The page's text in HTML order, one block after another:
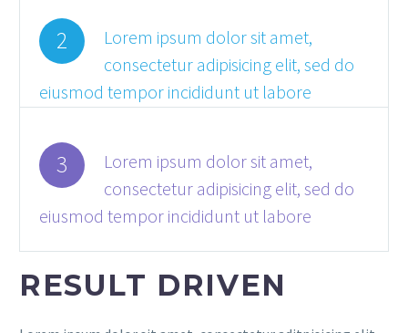
2
Lorem ipsum dolor sit amet,
consectetur adipisicing elit, sed do
eiusmod tempor incididunt ut labore
3
Lorem ipsum dolor sit amet,
consectetur adipisicing elit, sed do
eiusmod tempor incididunt ut labore
RESULT DRIVEN